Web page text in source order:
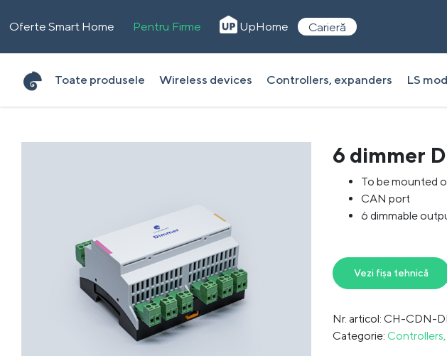
Oferte Smart Home Pentru Firme UpHome Carieră
Toate produsele Wireless devices Controllers, expanders LS
6 dimmer
To be mounted
CAN port
6 dimmable
Vezi fișa tehnică
Nr. articol: CH-CDN-
Categorie: